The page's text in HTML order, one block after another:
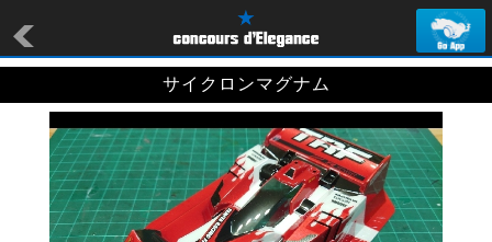
サイクロンマグナム